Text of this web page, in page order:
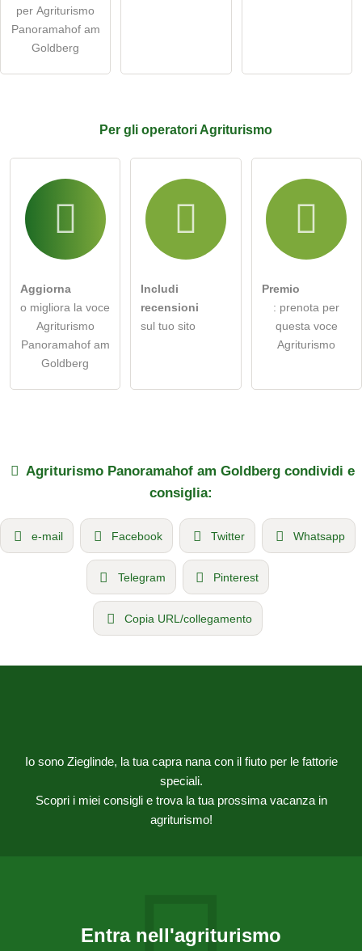
tutti i visitatori
Clicca qui per porre una
per Agriturismo
Panoramahof am
Goldberg
Per gli operatori Agriturismo
Aggiorna
o migliora la voce
Agriturismo
Panoramahof am
Goldberg
Includi
recensioni
sul tuo sito
Premio
: prenota per
questa voce
Agriturismo
Agriturismo Panoramahof am Goldbergcondividi e
consiglia:
e-mail Facebook Twitter Whatsapp
Telegram Pinterest
Copia URL/collegamento
Io sono Zieglinde, la tua capra nana con il fiuto per le fattorie
speciali.
Scopri i miei consigli e trova la tua prossima vacanza in
agriturismo!
Entra nell'agriturismo